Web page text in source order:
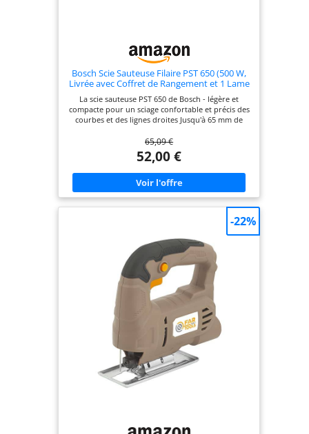
Allen, 1 x Adaptateur d'aspirateur, 1x Manuel
d'Instruction
Bosch Scie Sauteuse Filaire PST 650 (500 W,
Livrée avec Coffret de Rangement et 1 Lame
de Scie pour Bois T144D)
La scie sauteuse PST 650 de Bosch - légère et
compacte pour un sciage confortable et précis des
courbes et des lignes droites Jusqu'à 65 mm de
l'acier grâce au puissant moteur de 500 watts
Travail efficace : changement de lame de scie
sauteuse sans outil en quelques secondes Sciage
confortable et contrôlé grâce à une vibration
minimale de la scie à bois Livré avec : PST 650, 1
lame de scie sauteuse pour bois (T 144 D), mallette
65,09 €
52,00 €
-22%